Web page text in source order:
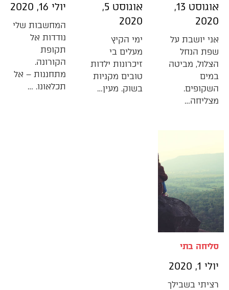
אוגוסט 13,
2020
אני יושבת על
שפת הנחל
הצלול, מביטה
במים
השקופים.
מצליחה…
אוגוסט 5,
2020
ימי הקיץ
מעלים בי
זיכרונות ילדות
טובים מקניות
בשוק. מעין…
יולי 16, 2020
המחשבות שלי
נודדות אל
תקופת
הקורונה.
מתחננות – אל
תכלאונו. …
סליחה בתי
יולי 1, 2020
רציתי בשבילך